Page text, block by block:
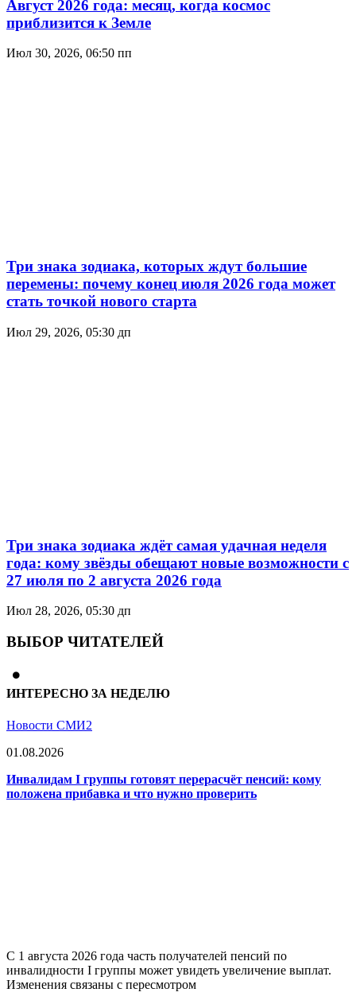
Август 2026 года: месяц, когда космос
приблизится к Земле
Июл 30, 2026, 06:50 пп
Три знака зодиака, которых ждут большие
перемены: почему конец июля 2026 года может
стать точкой нового старта
Июл 29, 2026, 05:30 дп
Три знака зодиака ждёт самая удачная неделя
года: кому звёзды обещают новые возможности с
27 июля по 2 августа 2026 года
Июл 28, 2026, 05:30 дп
ВЫБОР ЧИТАТЕЛЕЙ
ИНТЕРЕСНО ЗА НЕДЕЛЮ
Новости СМИ2
01.08.2026
Инвалидам I группы готовят перерасчёт пенсий: кому
положена прибавка и что нужно проверить
С 1 августа 2026 года часть получателей пенсий по
инвалидности I группы может увидеть увеличение выплат.
Изменения связаны с пересмотром